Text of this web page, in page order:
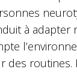
à adapter
des